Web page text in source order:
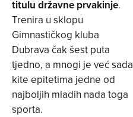
titulu državne prvakinje.
Trenira u sklopu
Gimnastičkog kluba
Dubrava čak šest puta
tjedno, a mnogi je već sada
kite epitetima jedne od
najboljih mladih nada toga
sporta.